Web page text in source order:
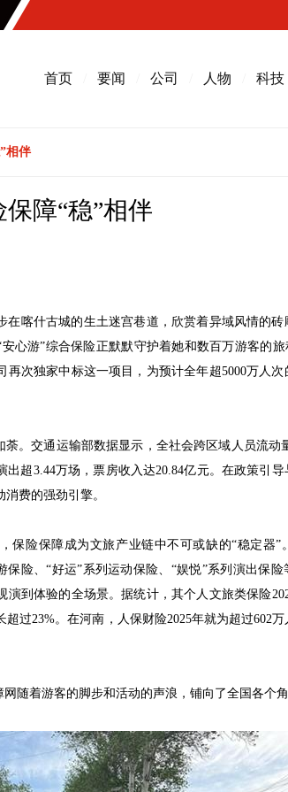
首页 要闻 公司 人物 科技
相伴
障“稳”相伴
在喀什古城的生土迷宫巷道，欣赏着异域风情的砖
心游”综合保险正默默守护着她和数百万游客的旅
再次独家中标这一项目，为预计全年超5000万人
荼。交通运输部数据显示，全社会跨区域人员流动
出超3.44万场，票房收入达20.84亿元。在政策引
费的强劲引擎。
保险保障成为文旅产业链中不可或缺的“稳定器”
保险、“好运”系列运动保险、“娱悦”系列演出保
演到体验的全场景。据统计，其个人文旅类保险
过23%。在河南，人保财险2025年就为超过602
随着游客的脚步和活动的声浪，铺向了全国各个角